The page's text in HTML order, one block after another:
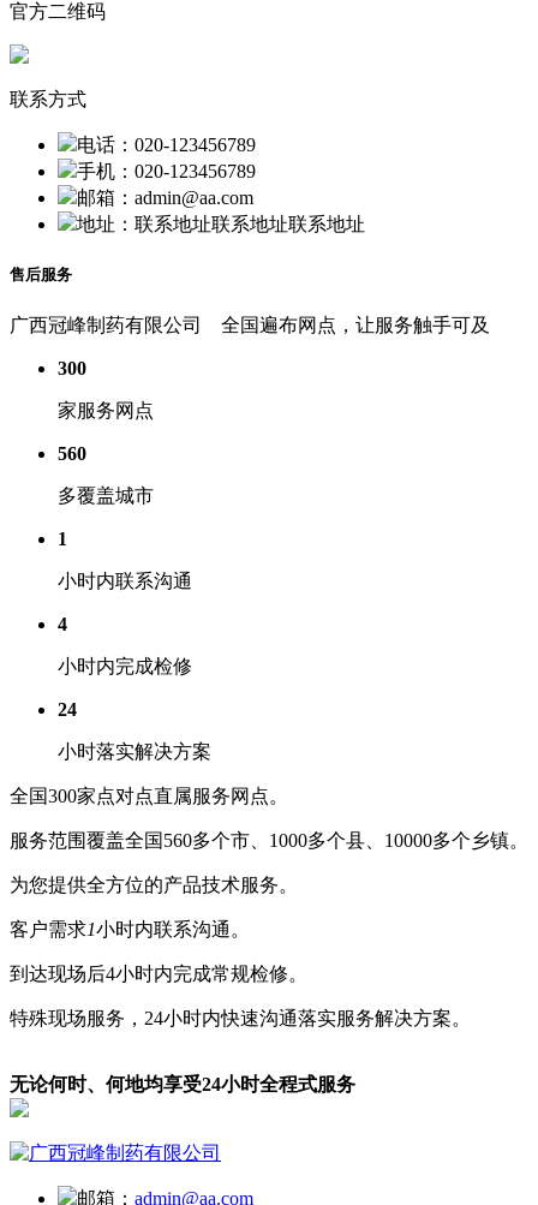
官方二维码
联系方式
电话：020-123456789
手机：020-123456789
邮箱：admin@aa.com
地址：联系地址联系地址联系地址
售后服务
广西冠峰制药有限公司 全国遍布网点，让服务触手可及
300
家服务网点
560
多覆盖城市
1
小时内联系沟通
4
小时内完成检修
24
小时落实解决方案
全国300家点对点直属服务网点。
服务范围覆盖全国560多个市、 1000多个县、 10000多个乡镇。
为您提供全方位的产品技术服务。
客户需求1小时内联系沟通。
到达现场后4小时内完成常规检修。
特殊现场服务， 24小时内快速沟通落实服务解决方案。
无论何时、何地均享受24小时全程式服务
邮箱： admin@aa.com